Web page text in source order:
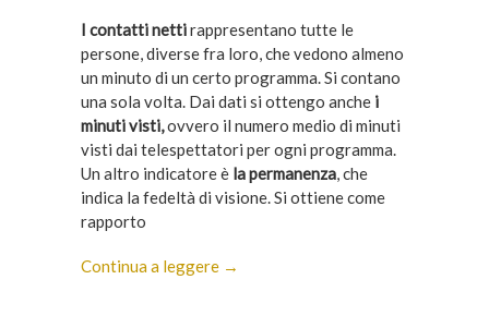
I contatti nettirappresentano tutte le
persone, diverse fra loro, che vedono almeno
un minuto di un certo programma. Si contano
una sola volta. Dai dati si ottengo anche i
minuti visti,ovvero il numero medio di minuti
visti dai telespettatori per ogni programma.
Un altro indicatore è la permanenza, che
indica la fedeltà di visione. Si ottiene come
rapporto
Continua a leggere →